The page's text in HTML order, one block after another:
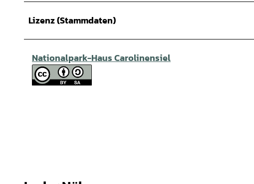
Lizenz (Stammdaten)
Nationalpark-Haus Carolinensiel